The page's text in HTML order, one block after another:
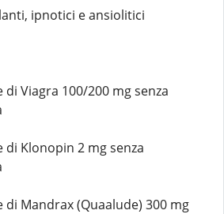
ipnotici e ansiolitici
Viagra 100/200 mg senza
Klonopin 2 mg senza
Mandrax (Quaalude) 300 mg